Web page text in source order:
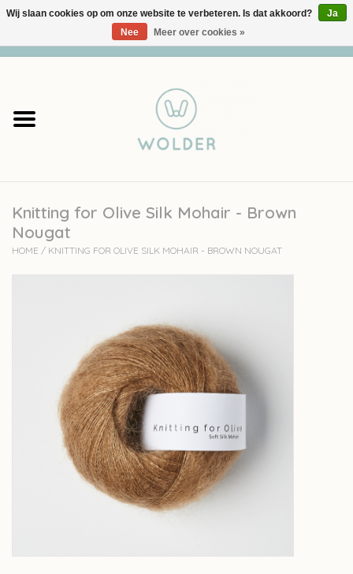
Garens
Accessoires
workshops
Over wolder
Knitting for Olive Silk Mohair - Brown
Nougat
HOME / KNITTING FOR OLIVE SILK MOHAIR - BROWN NOUGAT
Wij slaan cookies op om onze website te verbeteren. Is dat akkoord?
Ja
Nee
Meer over cookies »